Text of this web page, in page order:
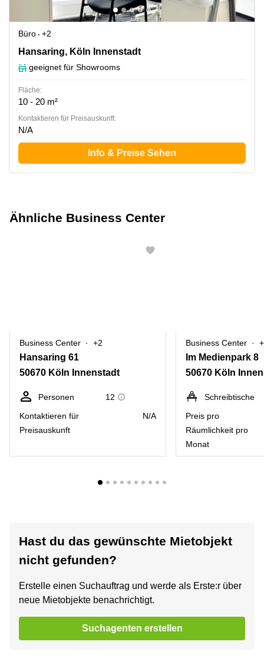
Büro
+2
Hansaring 61, Köln Innenstadt
Hansaring, Köln Innenstadt
geeignet für Showrooms
Fläche:
10 - 20 m²
Kontaktieren für Preisauskunft:
N/A
Info & Preise Sehen
Ähnliche Business Center
Business Center +2
Hansaring 61
50670 Köln Innenstadt
Personen
12
Kontaktieren für
Preisauskunft
N/A
Business Center
Im Medienpark 8
50670 Köln
Schreibtische
Preis pro
Räumlichkeit pro
Monat
Hast du das gewünschte Mietobjekt
nicht gefunden?
Erstelle einen Suchauftrag und werde als Erste:r über
neue Mietobjekte benachrichtigt.
Suchagenten erstellen